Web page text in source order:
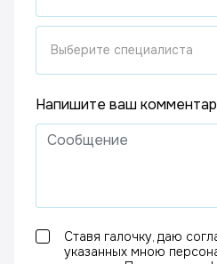
Выберите специалиста
Напишите ваш
Ставя галочку, даю
указанных мною